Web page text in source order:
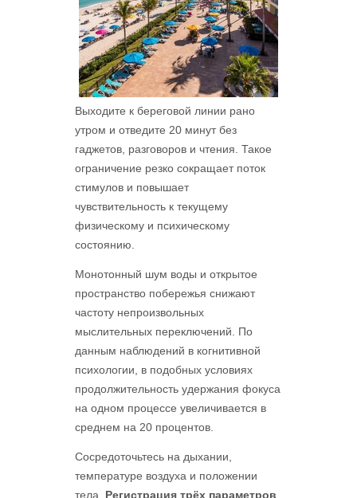
Выходите к береговой линии рано
утром и отведите 20 минут без
гаджетов, разговоров и чтения. Такое
ограничение резко сокращает поток
стимулов и повышает
чувствительность к текущему
физическому и психическому
состоянию.
Монотонный шум воды и открытое
пространство побережья снижают
частоту непроизвольных
мыслительных переключений. По
данным наблюдений в когнитивной
психологии, в подобных условиях
продолжительность удержания фокуса
на одном процессе увеличивается в
среднем на 20 процентов.
Сосредоточьтесь на дыхании,
температуре воздуха и положении
тела. Регистрация трёх параметров